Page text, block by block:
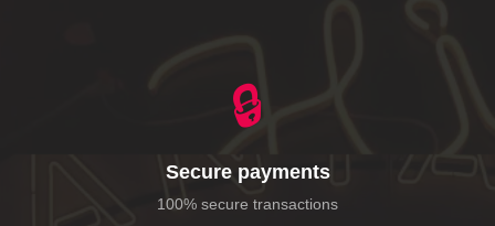
🔒
Secure payments
100% secure transactions